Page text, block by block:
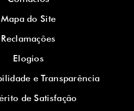
Mapa do Site
Reclamações
Elogios
e Transparência
de Satisfação